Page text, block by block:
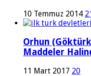
10 Temmuz 2014 21
Orhun
Maddeler
11 Mart 2017 20